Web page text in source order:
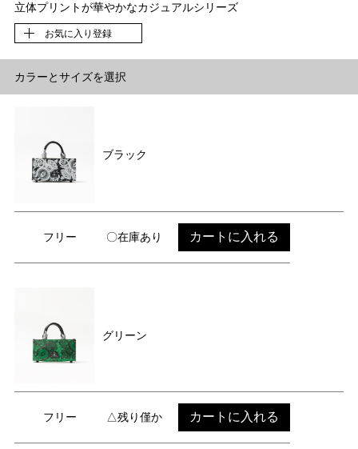
立体プリントが華やかなカジュアルシリーズ
お気に入り登録
カラーとサイズを選択
ブラック
フリー 〇在庫あり カートに入れる
グリーン
フリー △残り僅か カートに入れる